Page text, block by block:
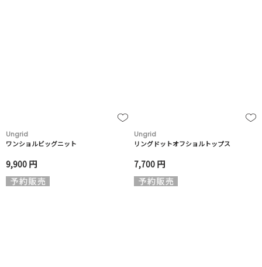
Ungrid
ワンショルビッグニット
9,900 円
Ungrid
リングドットオフショルトップス
7,700 円